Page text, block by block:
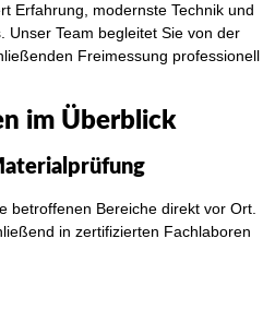
Erfahrung, modernste Technik und
Unser Team begleitet Sie von der
Freimessung professionell
im Überblick
betroffenen Bereiche direkt vor Ort.
in zertifizierten Fachlaboren